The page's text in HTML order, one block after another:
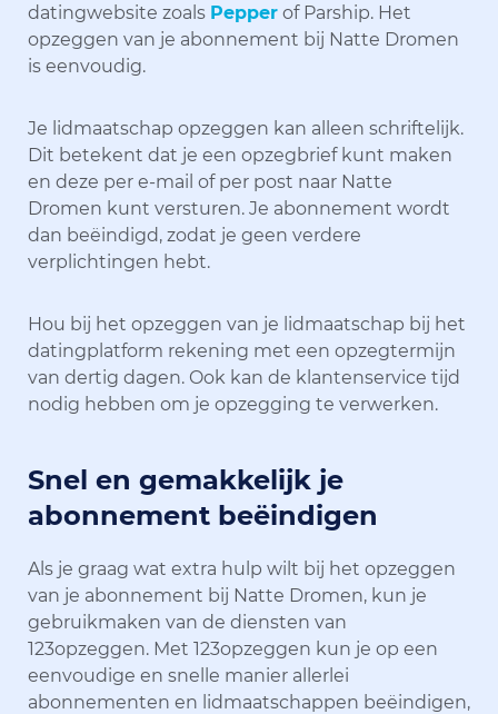
datingwebsite zoals Pepper of Parship. Het
opzeggen van je abonnement bij Natte Dromen
is eenvoudig.
Je lidmaatschap opzeggen kan alleen schriftelijk.
Dit betekent dat je een opzegbrief kunt maken
en deze per e-mail of per post naar Natte
Dromen kunt versturen. Je abonnement wordt
dan beëindigd, zodat je geen verdere
verplichtingen hebt.
Hou bij het opzeggen van je lidmaatschap bij het
datingplatform rekening met een opzegtermijn
van dertig dagen. Ook kan de klantenservice tijd
nodig hebben om je opzegging te verwerken.
Snel en gemakkelijk je
abonnement beëindigen
Als je graag wat extra hulp wilt bij het opzeggen
van je abonnement bij Natte Dromen, kun je
gebruikmaken van de diensten van
123opzeggen. Met 123opzeggen kun je op een
eenvoudige en snelle manier allerlei
abonnementen en lidmaatschappen beëindigen,